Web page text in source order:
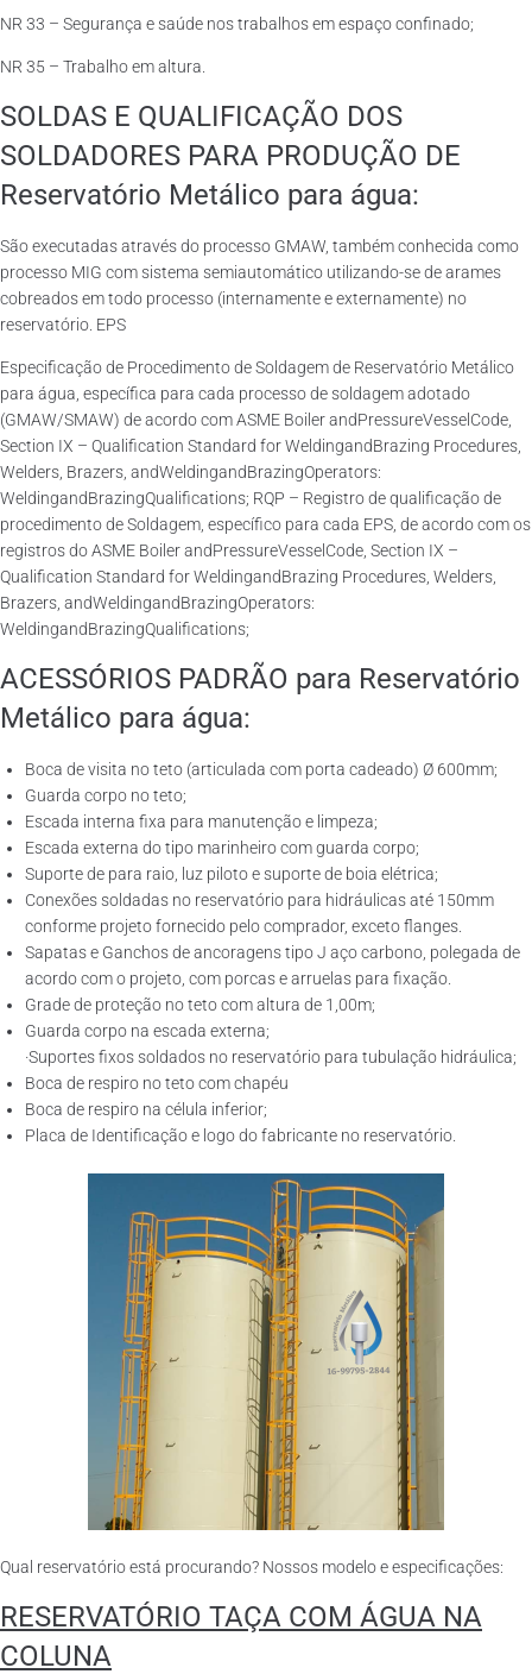
NR 33 – Segurança e saúde nos trabalhos em espaço confinado;
NR 35 – Trabalho em altura.
SOLDAS E QUALIFICAÇÃO DOS
SOLDADORES PARA PRODUÇÃO DE
Reservatório Metálico para água:
São executadas através do processo GMAW, também conhecida como
processo MIG com sistema semiautomático utilizando-se de arames
cobreados em todo processo (internamente e externamente) no
reservatório. EPS
Especificação de Procedimento de Soldagem de Reservatório Metálico
para água, específica para cada processo de soldagem adotado
(GMAW/SMAW) de acordo com ASME Boiler andPressureVesselCode,
Section IX – Qualification Standard for WeldingandBrazing Procedures,
Welders, Brazers, andWeldingandBrazingOperators:
WeldingandBrazingQualifications; RQP – Registro de qualificação de
procedimento de Soldagem, específico para cada EPS, de acordo com os
registros do ASME Boiler andPressureVesselCode, Section IX –
Qualification Standard for WeldingandBrazing Procedures, Welders,
Brazers, andWeldingandBrazingOperators:
WeldingandBrazingQualifications;
ACESSÓRIOS PADRÃO para Reservatório
Metálico para água:
Boca de visita no teto (articulada com porta cadeado) Ø 600mm;
Guarda corpo no teto;
Escada interna fixa para manutenção e limpeza;
Escada externa do tipo marinheiro com guarda corpo;
Suporte de para raio, luz piloto e suporte de boia elétrica;
Conexões soldadas no reservatório para hidráulicas até 150mm
conforme projeto fornecido pelo comprador, exceto flanges.
Sapatas e Ganchos de ancoragens tipo J aço carbono, polegada de
acordo com o projeto, com porcas e arruelas para fixação.
Grade de proteção no teto com altura de 1,00m;
Guarda corpo na escada externa;
·Suportes fixos soldados no reservatório para tubulação hidráulica;
Boca de respiro no teto com chapéu
Boca de respiro na célula inferior;
Placa de Identificação e logo do fabricante no reservatório.
Qual reservatório está procurando? Nossos modelo e especificações:
RESERVATÓRIO TAÇA COM ÁGUA NA
COLUNA